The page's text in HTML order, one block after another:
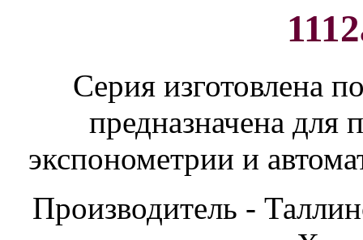
Серия изготовлена
предназначена для
экспонометрии и
Производитель -